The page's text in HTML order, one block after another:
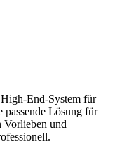
End-System für
passende Lösung für
Vorlieben und